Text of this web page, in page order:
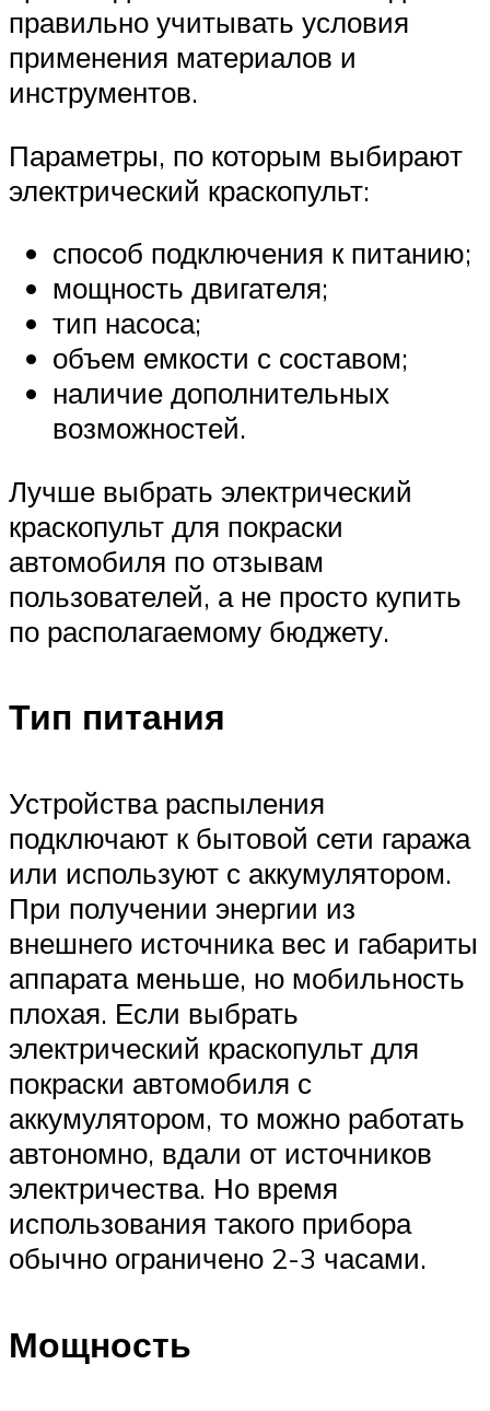
правильно учитывать условия
применения материалов и
инструментов.
Параметры, по которым выбирают
электрический краскопульт:
способ подключения к питанию;
мощность двигателя;
тип насоса;
объем емкости с составом;
наличие дополнительных
возможностей.
Лучше выбрать электрический
краскопульт для покраски
автомобиля по отзывам
пользователей, а не просто купить
по располагаемому бюджету.
Тип питания
Устройства распыления
подключают к бытовой сети гаража
или используют с аккумулятором.
При получении энергии из
внешнего источника вес и габариты
аппарата меньше, но мобильность
плохая. Если выбрать
электрический краскопульт для
покраски автомобиля с
аккумулятором, то можно работать
автономно, вдали от источников
электричества. Но время
использования такого прибора
обычно ограничено 2-3 часами.
Мощность